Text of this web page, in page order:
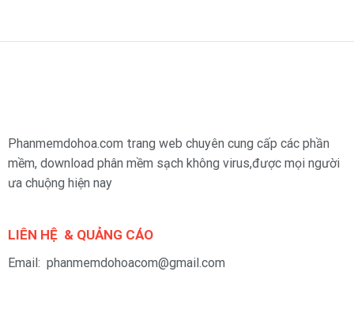
Phanmemdohoa.com trang web chuyên cung cấp các phần
mềm, download phân mềm sạch không virus,được mọi người
ưa chuộng hiện nay
LIÊN HỆ & QUẢNG CÁO
Email: phanmemdohoacom@gmail.com